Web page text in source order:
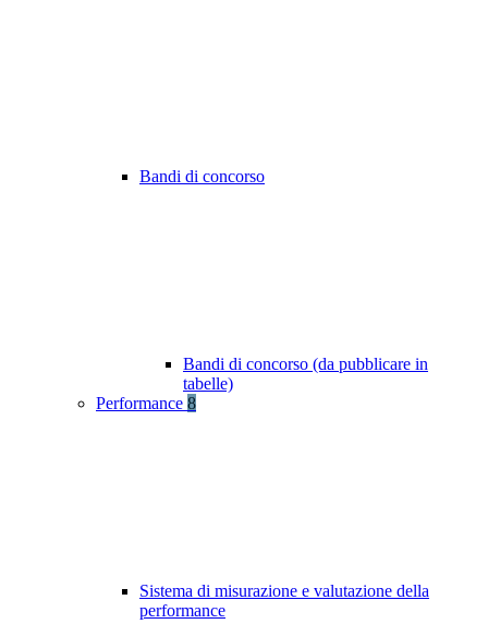
Bandi di concorso
Bandi di concorso (da pubblicare in
tabelle)
Performance 8
Sistema di misurazione e valutazione della
performance